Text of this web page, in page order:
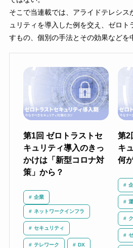
そこで当連載では、アライドテレシス
ュリティを導入した例を交え、ゼロ
すもの、個別の手法とその効果などを
第1回 ゼロトラストセ
キュリティ導入のきっ
かけは「新型コロナ対
策」から？
企業
ネットワークインフラ
セキュリティ
テレワーク DX
第2
キ
何